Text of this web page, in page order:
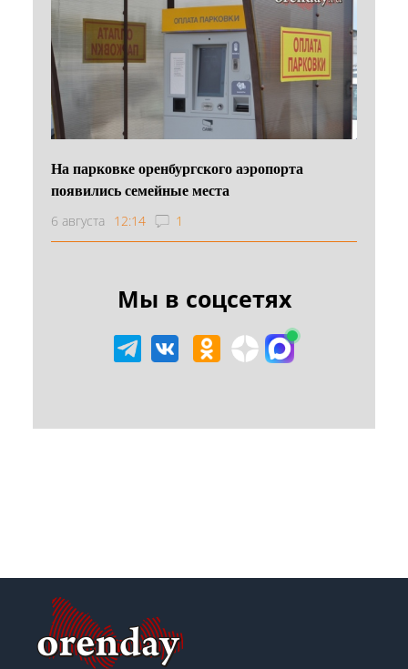
На парковке оренбургского аэропорта
появились семейные места
6 августа 12:14 1
Мы в соцсетях